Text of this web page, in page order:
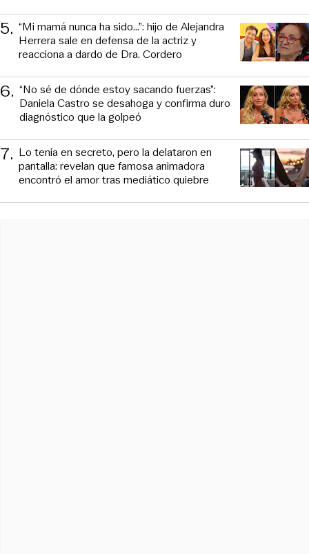
5. “Mi mamá nunca ha sido...”: hijo de Alejandra
Herrera sale en defensa de la actriz y
reacciona a dardo de Dra. Cordero
6. “No sé de dónde estoy sacando fuerzas”:
Daniela Castro se desahoga y confirma duro
diagnóstico que la golpeó
7. Lo tenía en secreto, pero la delataron en
pantalla: revelan que famosa animadora
encontró el amor tras mediático quiebre